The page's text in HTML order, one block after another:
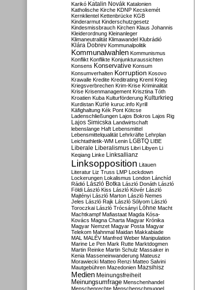
Karikó Katalin Novák Katalonien
Katholische Kirche KDNP Kecskemét
Kernklientel Kettenbrücke KGB
Kinderarmut Kinderschutzgesetz
Kindesmissbrauch Kirchen Klaus Johannis
Kleiderordnung Kleinanleger
Klimaneutralität Klimawandel Klubrádió
Klára Dobrev Kommunalpolitik
Kommunalwahlen Kommunismus
Konflikt Konflikte Konjunkturaussichten
Konsens Konservative Konsum
Konsumverhalten Korruption Kosovo
Krawalle Kredite Kreditrating Kreml Krieg
Kriegsverbrechen Krim-Krise Kriminalität
Krise Krisenmanagement Krisztina Tóth
Kroatien Kuba Kulturförderung Kulturkrieg
Kurdistan Kurie kuruc.info Kyrill
Käfighaltung Kék Pont Kötcse
Ladenschließungen Lajos Bokros Lajos Rig
Lajos Simicska Landwirtschaft
lebenslange Haft Lebensmittel
Lebensmittelqualität Lehrkräfte Lehrplan
Leichtathletik-WM Lenin LGBTQ LIBE
Liberale Liberalismus Libri Libyen Li
Keqiang Linke Linksallianz
Linksopposition Litauen
Literatur Liz Truss LMP Lockdown
Lockerungen Lokalismus London Lánchíd
Rádió
László Botka László Donáth László
Földi László Kiss László Kövér László
Majtényi László Marton László Nemes
Jeles László Rajk László Sólyom László
Toroczkai László Trócsányi Löhne Macht
Machtkampf Mafiastaat Magda Kósa-
Kovács Magna Charta Magyar Krónika
Magyar Nemzet Magyar Posta Magyar
Telekom Mahnmal Maidan Makkabiade
MAL MALÉV Manfred Weber Manipulation
Marine Le Pen Mark Rutte Marktdogmen
Martin Reinke Martin Schulz Massaker in
Kenia Masseneinwanderung Mateusz
Morawiecki Matteo Renzi Matteo Salvini
Mautgebühren Mazedonien Mazsihisz
Medien Meinungsfreiheit
Meinungsumfrage Menschenhandel
Menschenrechte Menschenschmuggel